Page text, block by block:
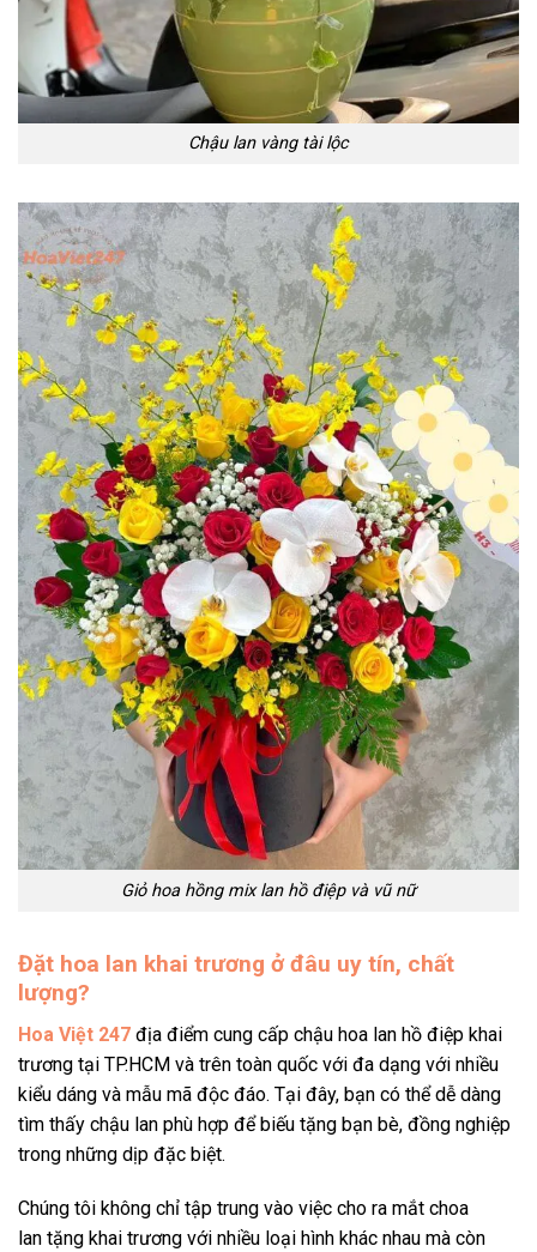
Chậu lan vàng tài lộc
Giỏ hoa hồng mix lan hồ điệp và vũ nữ
Đặt hoa lan khai trương ở đâu uy tín, chất
lượng?
Hoa Việt 247 địa điểm cung cấp chậu hoa lan hồ điệp khai
trương tại TP.HCM và trên toàn quốc với đa dạng với nhiều
kiểu dáng và mẫu mã độc đáo. Tại đây, bạn có thể dễ dàng
tìm thấy chậu lan phù hợp để biếu tặng bạn bè, đồng nghiệp
trong những dịp đặc biệt.
Chúng tôi không chỉ tập trung vào việc cho ra mắt choa
lan tặng khai trương với nhiều loại hình khác nhau mà còn